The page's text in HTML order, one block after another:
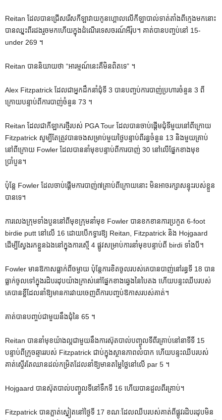
Reitan ដែលបានជ្រើសរើសកីឡាវាយកូនហ្គោលលើកីឡាបាល់ទាត់តាំងពីក្មេងមកនោះ
បានឈ្នះពីរដងរួចមកហើយក្នុងដំណើរទេសចរណ៍អឺរ៉ុប។ គាត់បានបញ្ចប់នៅ 15-
under 269 ។
Reitan បាននិយាយថា “អារម្មណ៍នេះគឺមិនពិតទេ” ។
Alex Fitzpatrick ដែលជាអ្នកដឹកនាំជុំទី 3 បានបញ្ចប់ការបាញ់ប្រហារចំនួន 3 ពី
ក្រោយបន្ទាប់ពីការបាញ់ចំនួន 73 ។
Reitan ដែលជាកីឡាករថ្មីរបស់ PGA Tour ដែលបានចាប់ផ្តើមជុំទីមួយនៅពីក្រោយ
Fitzpatrick សូម្បីតែត្រូវបានចងសម្រាប់មួយថ្ងៃបន្ទាប់ពីរន្ធចំនួន 13 និងមួយគ្រាប់
នៅពីក្រោយ Fowler ដែលបាននាំមុខបន្ទាប់ពីការបាញ់ 30 នៅលើផ្នែកខាងមុខ
ប្រាំបួន។
ប៉ុន្តែ Fowler ដែល​ចាប់​ផ្តើម​ការ​បាញ់​៧​គ្រាប់​ពី​ក្រោយ​នោះ មិន​អាច​រក្សា​សន្ទុះ​របស់​ខ្លួន​
បាន​ទេ។
ការលេងក្រុមទាំងបួននៅពីមុខក្រុមនាំមុខ Fowler បានខកខានការប្រកួត 6-foot
birdie putt នៅលើ 16 ដោយបើកទ្វារឱ្យ Reitan, Fitzpatrick និង Hojgaard
ដើម្បីស្វែងរកខ្លួនឯងនៅក្នុងការស្មើ 4 ផ្លូវសម្រាប់ការនាំមុខបន្ទាប់ពី birdi ទាំងបី។
Fowler មាន​ឱកាស​ធ្លាក់​ពី​ចម្ងាយ ប៉ុន្តែ​ការ​ខិត​ចូល​របស់​គេ​បាន​បាញ់​នៅ​រន្ធ​ទី 18 បាន​
ធ្លាក់​ចូល​ទៅ​ក្នុង​រដិបរដុប​យ៉ាង​ក្រាស់​នៅ​ផ្នែក​ខាង​ឆ្វេង​នៃ​បៃតង ហើយ​បន្ទះ​ឈីប​របស់​
គេ​បាន​ខ្លី​ដែល​នាំ​ឱ្យ​មាន​ការ​វាយ​ចេញ​ពី​ការ​បញ្ចប់​ឱកាស​របស់​គាត់។
គាត់បានបញ្ចប់ជាមួយនឹងជុំនៃ 65 ។
Reitan បាននាំមុខយ៉ាងល្អជាមួយនឹងការស៊ុតបាល់បញ្ចូលទីពីរគ្រាប់នៅនាទីទី 15
បន្ទាប់ពីក្រូចឆ្មាររបស់ Fitzpatrick ជាប់ក្នុងស្ថានភាពលំបាក ហើយបន្ទះឈីបរបស់
គាត់ស្ទើរតែឈានដល់កម្រិតដែលនាំឱ្យមានតម្លៃថ្លៃនៅលើ par 5 ។
Hojgaard បាន​ស៊ុត​បាល់​បញ្ចូល​ទី​នៅ​ទឹក​ទី 16 ហើយ​បាន​ដួល​ពីរ​គ្រាប់។
Fitzpatrick បានភ្លាត់ស្នៀតនៅថ្ងៃទី 17 ខណៈដែលឈីបរបស់គាត់ពីផ្លូវរដិបរដុបមិន